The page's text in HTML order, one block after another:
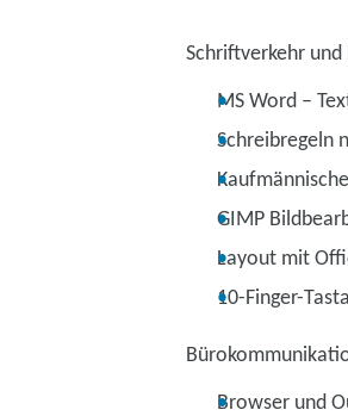
Schriftverkehr
MS Word –
Schreibregeln
GIMP
Layout mit
10-Finger-
Browser und